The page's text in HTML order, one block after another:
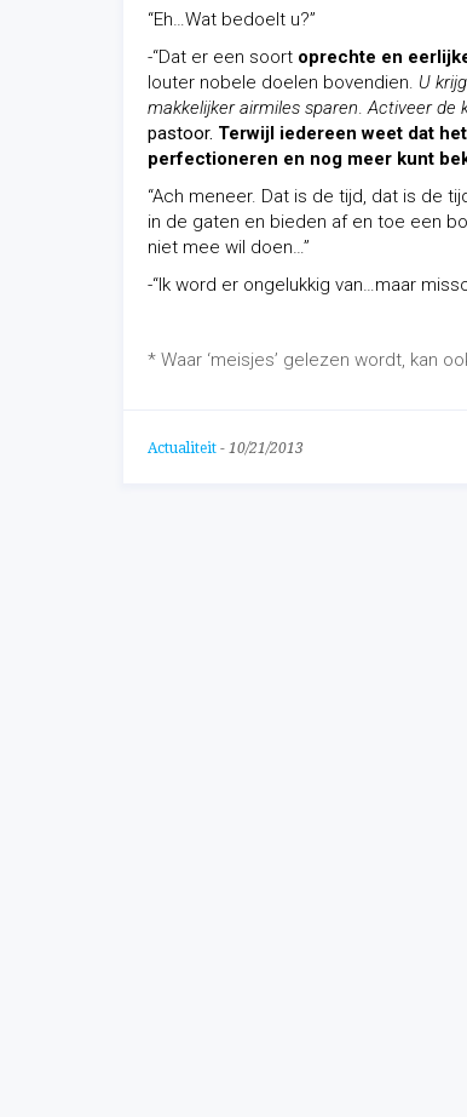
“Eh…Wat bedoelt u?”
-“Dat er een soort oprechte en
louter nobele doelen bovendien. U
makkelijker airmiles sparen.Activeer de
pastoor. Terwijl iedereen weet dat
perfectioneren en nog meer kunt
“Ach meneer. Dat is de tijd, dat is de
in de gaten en bieden af en toe een
niet mee wil doen…”
-“Ik word er ongelukkig van…maar
* Waar ‘meisjes’ gelezen wordt, kan
Actualiteit - 10/21/2013